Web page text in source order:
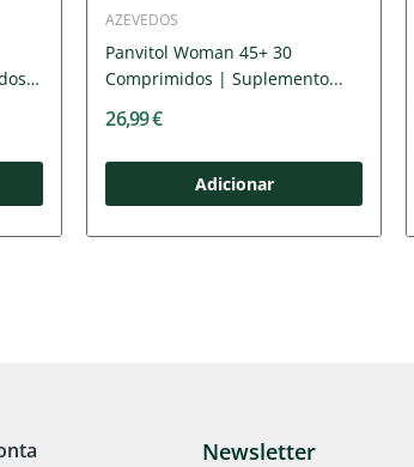
AZEVEDOS
Panvitol Woman 45+ 30
Comprimidos | Suplemento...
26,99 €
Adicionar
Newsletter